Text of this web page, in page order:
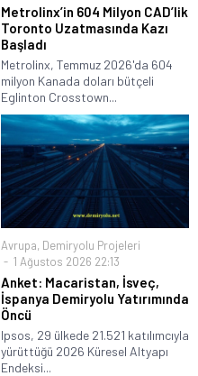
Metrolinx’in 604 Milyon CAD’lik
Toronto Uzatmasında Kazı
Başladı
Metrolinx, Temmuz 2026'da 604
milyon Kanada doları bütçeli
Eglinton Crosstown...
Avrupa, Demiryolu Projeleri
1 Ağustos 2026 22:13
Anket: Macaristan, İsveç,
İspanya Demiryolu Yatırımında
Öncü
Ipsos, 29 ülkede 21.521 katılımcıyla
yürüttüğü 2026 Küresel Altyapı
Endeksi...